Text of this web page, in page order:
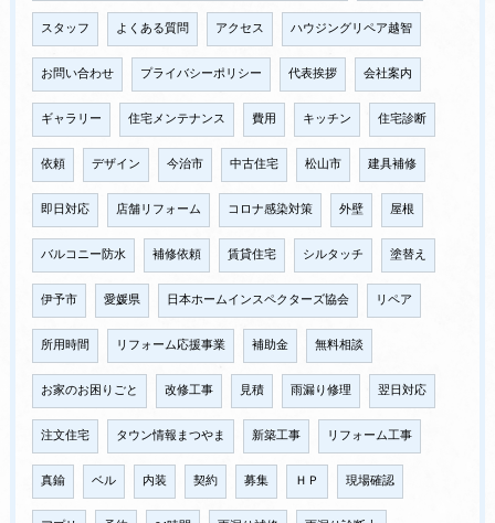
スタッフ よくある質問 アクセス ハウジングリペア越智
お問い合わせ プライバシーポリシー 代表挨拶 会社案内
ギャラリー 住宅メンテナンス 費用 キッチン 住宅診断
依頼 デザイン 今治市 中古住宅 松山市 建具補修
即日対応 店舗リフォーム コロナ感染対策 外壁 屋根
バルコニー防水 補修依頼 賃貸住宅 シルタッチ 塗替え
伊予市 愛媛県 日本ホームインスペクターズ協会 リペア
所用時間 リフォーム応援事業 補助金 無料相談
お家のお困りごと 改修工事 見積 雨漏り修理 翌日対応
注文住宅 タウン情報まつやま 新築工事 リフォーム工事
真鍮 ベル 内装 契約 募集 ＨＰ 現場確認